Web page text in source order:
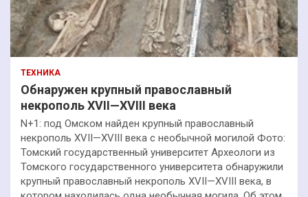
ТЕХНИКА
Обнаружен крупный православный
некрополь XVII—XVIII века
N+1: под Омском найден крупный православный
некрополь XVII—XVIII века с необычной могилой Фото:
Томский государственный университет Археологи из
Томского государственного университета обнаружили
крупный православный некрополь XVII—XVIII века, в